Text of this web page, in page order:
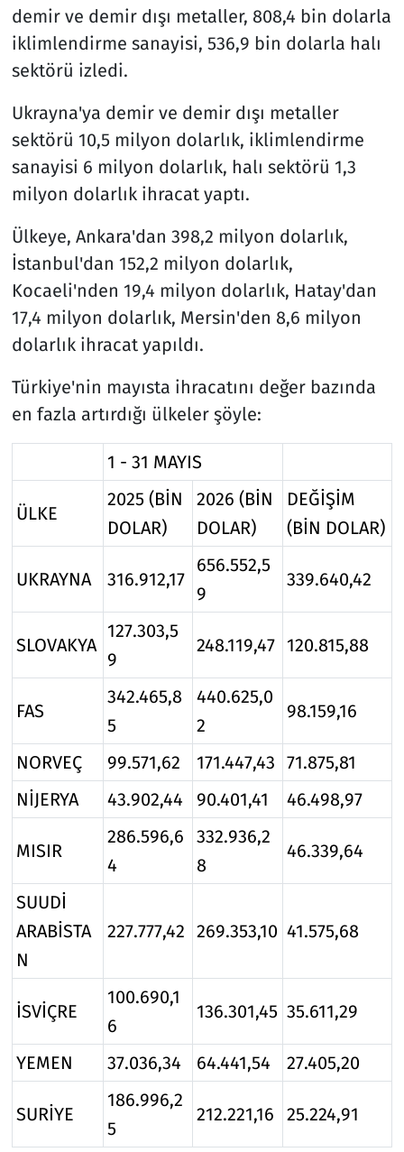
demir ve demir dışı metaller, 808,4 bin dolarla
iklimlendirme sanayisi, 536,9 bin dolarla halı
sektörü izledi.
Ukrayna'ya demir ve demir dışı metaller
sektörü 10,5 milyon dolarlık, iklimlendirme
sanayisi 6 milyon dolarlık, halı sektörü 1,3
milyon dolarlık ihracat yaptı.
Ülkeye, Ankara'dan 398,2 milyon dolarlık,
İstanbul'dan 152,2 milyon dolarlık,
Kocaeli'nden 19,4 milyon dolarlık, Hatay'dan
17,4 milyon dolarlık, Mersin'den 8,6 milyon
dolarlık ihracat yapıldı.
Türkiye'nin mayısta ihracatını değer bazında
en fazla artırdığı ülkeler şöyle:
1 - 31 MAYIS
ÜLKE
2025 (BİN
DOLAR)
2026 (BİN
DOLAR)
DEĞİŞİM
(BİN DOLAR)
UKRAYNA 316.912,17
656.552,5
9
339.640,42
SLOVAKYA
127.303,5
9
248.119,47 120.815,88
FAS
342.465,8
5
440.625,0
2
98.159,16
NORVEÇ 99.571,62 171.447,43 71.875,81
NİJERYA
43.902,44 90.401,41 46.498,97
MISIR
286.596,6
4
332.936,2
8
46.339,64
SUUDİ
ARABİSTA
N
227.777,42 269.353,10 41.575,68
İSVİÇRE
100.690,1
6
136.301,45 35.611,29
YEMEN 37.036,34 64.441,54 27.405,20
SURİYE
186.996,2
5
212.221,16 25.224,91